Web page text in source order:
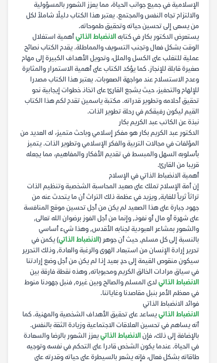
الإسلامية في جميع جوانب الحياة، مما يعزز الشعور بالمسؤولية
والالتزام تجاه النفس والمجتمع. يعتبر هذا الكتاب دليلًا شاملاً لكل
من يسعى إلى تحسين حياته وتحقيق طموحاته.
يستعرض الدكتور بكار في كتابهالانضباط الذاتيأهمية استغلال
الوقت بشكل فعال وتجنب التسويف والمماطلة. يقدم الكتاب نصائح
عملية للتغلب على الكسل والملل، وتحويل الأهداف الكبيرة إلى مهام
صغيرة قابلة للإنجاز. كما يؤكد الكتاب على أهمية الاستمرار والمثابرة
وعدم الاستسلام عند مواجهة الصعوبات. يعتبر هذا الكتاب مصدرا
للإلهام والتحفيز، حيث يشجع القارئ على اتخاذ خطوات إيجابية نحو
تحقيق أحلامه وتطوير قدراته. مكتبة ياسمين تقدم لكم هذا الكتاب
القيم ليكون رفيقكم في رحلة تطوير الذات.
نبذة عن الكاتب عبد الكريم بكار
الدكتور عبد الكريم بكار هو مفكر إسلامي وباحث متميز، له العديد من
المؤلفات في مجالات التربية والفكر الإسلامي وتطوير الذات. يتميز
بأسلوبه السهل والمبسط في تقديم الأفكار والمفاهيم، مما يجعله
قريبا من القارئ.
أهمية الانضباط الذاتي في الإسلام
إن أمة الإسلام تملك على صعيد المحاسبة الشخصية وتنظيم الذات
تراثاً ثرياً للغاية, ويزيد في عظمة ذلك التراث أن ما يتحدث عنه من
جهود جبارة على هذا الصعيد لم يكن من أجل تحسين موقع المنافسة
على شهرة أو مال أو نفوذ, وإنما من أجل الفوز برضوان الله تعالى,
والشعور بمشاعر العبودية لجنابه الأقدس, وهذا شيء أساسي
بالنسبة إلى كل مسلم, حيث أن جوهر (الانضباط الذاتي) يكمن في
تحرير إرادة الإنسان من استبعاد الهوى والرغبة والعادة, وذلك التحرير
سيكون منقوص القيمة إلى حدٍ بعيد إذا لم يكن من أجل وضع إرادتنا
في سياق مرادات الخالق الكريم ومحبوباته, وهذه نقطة فارقة بين
الانضباط الذاتي لدى المسلم والصالح وبين غيره, فنبل جهودنا منوط
في معظم الأمر بنبل مقاصدنا وغاياتنا.
فوائد الانضباط الذاتي
الانضباط الذاتييساعد على تحقيق الأهداف الشخصية والمهنية. كما
أنه يساهم في تحسين العلاقات الاجتماعية وزيادة الثقة بالنفس.
بالإضافة إلى ذلك، فإنالانضباط الذاتييعزز الشعور بالرضا والسعادة
في الحياة. عندما يكون الشخص قادرا على التحكم في نفسه وتوجيه
طاقاته بشكل فعال، فإنه يشعر بالسيطرة على حياته وقدرته على